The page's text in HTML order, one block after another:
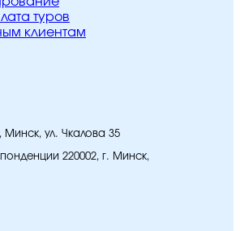
туров
клиентам
Минск, ул. Чкалова 35
220002, г. Минск,